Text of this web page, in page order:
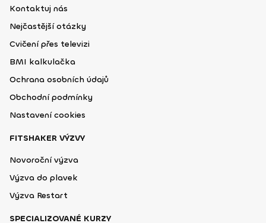
Kontaktuj nás
Nejčastější otázky
Cvičení přes televizi
BMI kalkulačka
Ochrana osobních údajů
Obchodní podmínky
Nastavení cookies
FITSHAKER VÝZVY
Novoroční výzva
Výzva do plavek
Výzva Restart
SPECIALIZOVANÉ KURZY